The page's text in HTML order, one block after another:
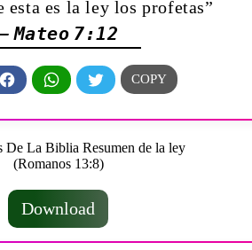
esta es la ley los profetas”
Mateo 7:12
Download